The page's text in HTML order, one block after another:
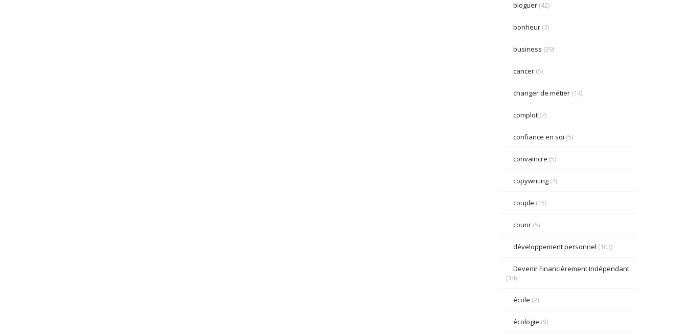
bloguer(42)
bonheur(7)
business (39)
cancer(5)
changer de métier(14)
complot(7)
confiance en soi (5)
convaincre (5)
copywriting(4)
couple (15)
courir(5)
développement personnel (103)
Devenir Financièrement Indépendant
(14)
école (2)
écologie (9)